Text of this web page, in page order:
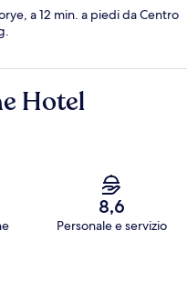
a 12 min. a piedi da Centro
Hotel
8,6
Personale e servizio